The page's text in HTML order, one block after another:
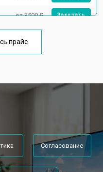
от 3500 ₽ Заказать
от 3100 ₽
от 5500 ₽
прайс
Согласование